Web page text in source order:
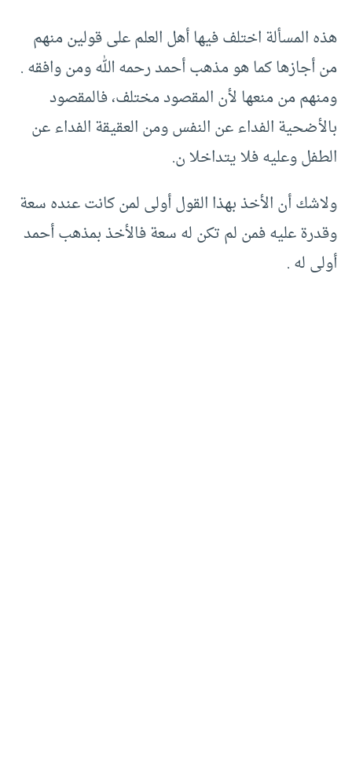
هذه المسألة اختلف فيها أهل العلم على قولين منهم
من أجازها كما هو مذهب أحمد رحمه الله ومن وافقه .
ومنهم من منعها لأن المقصود مختلف، فالمقصود
بالأضحية الفداء عن النفس ومن العقيقة الفداء عن
الطفل وعليه فلا يتداخلا ن.
ولاشك أن الأخذ بهذا القول أولى لمن كانت عنده سعة
وقدرة عليه فمن لم تكن له سعة فالأخذ بمذهب أحمد
أولى له .